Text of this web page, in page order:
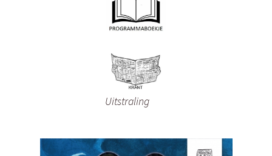
Uitstraling